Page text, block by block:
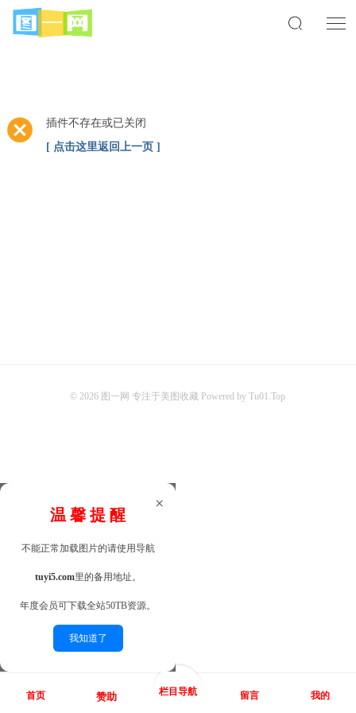
插件不存在或已关闭
[ 点击这里返回上一页 ]
首页 赞助 栏目导航 留言 我的
© 2026 图一网 专注于美图收藏 Powered by Tu01.Top
×
温 馨 提 醒
不能正常加载图片的请使用导航
tuyi5.com里的备用地址。
年度会员可下载全站50TB资源。
我知道了